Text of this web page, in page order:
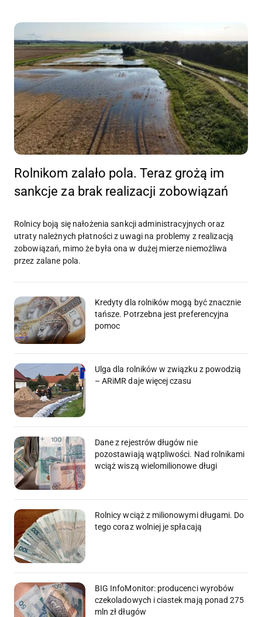
Rolnikom zalało pola. Teraz grożą im
sankcje za brak realizacji zobowiązań
Rolnicy boją się nałożenia sankcji administracyjnych oraz
utraty należnych płatności z uwagi na problemy z realizacją
zobowiązań, mimo że była ona w dużej mierze niemożliwa
przez zalane pola.
Kredyty dla rolników mogą być znacznie
tańsze. Potrzebna jest preferencyjna
pomoc
Ulga dla rolników w związku z powodzią
– ARiMR daje więcej czasu
Dane z rejestrów długów nie
pozostawiają wątpliwości. Nad rolnikami
wciąż wiszą wielomilionowe długi
Rolnicy wciąż z milionowymi długami. Do
tego coraz wolniej je spłacają
BIG InfoMonitor: producenci wyrobów
czekoladowych i ciastek mają ponad 275
mln zł długów